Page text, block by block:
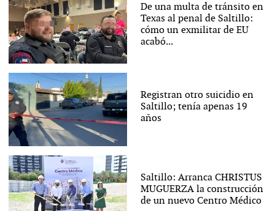
De una multa de tránsito en
Texas al penal de Saltillo:
cómo un exmilitar de EU
acabó...
Registran otro suicidio en
Saltillo; tenía apenas 19
años
Saltillo: Arranca CHRISTUS
MUGUERZA la construcción
de un nuevo Centro Médico